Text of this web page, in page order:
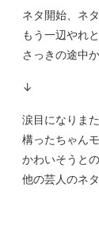
ネタ開始、ネ
もう一辺やれ
さっきの途中
↓
涙目になりま
構ったちゃん
かわいそうと
他の芸人のネ